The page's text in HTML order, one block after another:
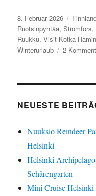
Veröffentlicht
am
8. Februar 2026
Ruotsinpyhtää,Strömfors,
Ruukku,Visit Kotka
Winterurlaub
2
NEUESTE
Nuuksio Reindeer
Helsinki
Helsinki
Schärengarten
Mini Cruise